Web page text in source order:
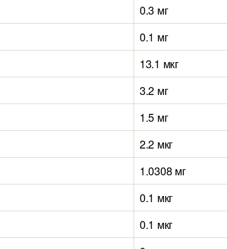
0.3 мг
0.1 мг
13.1 мкг
3.2 мг
1.5 мг
2.2 мкг
1.0308 мг
0.1 мкг
0.1 мкг